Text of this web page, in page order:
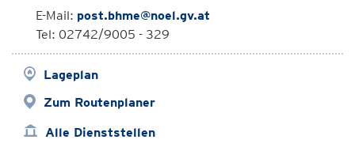
E-Mail: post.bhme@noel.gv.at
Tel: 02742/9005 - 329
Lageplan
Zum Routenplaner
Alle Dienststellen